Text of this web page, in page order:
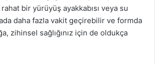
bir yürüyüş ayakkabısı veya su
daha fazla vakit geçirebilir ve formda
zihinsel sağlığınız için de oldukça